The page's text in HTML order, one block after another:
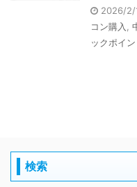
2026/2/
コン購入
ックポイン
検索